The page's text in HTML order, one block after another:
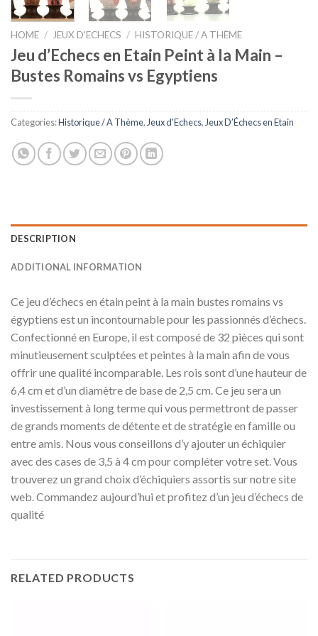
HOME / JEUX D'ECHECS / HISTORIQUE / A THÈME
Jeu d’Echecs en Etain Peint à la Main –
Bustes Romains vs Egyptiens
Categories:Historique / A Thème,Jeux d'Echecs,Jeux D’Échecs en Etain
DESCRIPTION
ADDITIONAL INFORMATION
Ce jeu d’échecs en étain peint à la main bustes romains vs
égyptiens est un incontournable pour les passionnés d’échecs.
Confectionné en Europe, il est composé de 32 pièces qui sont
minutieusement sculptées et peintes à la main afin de vous
offrir une qualité incomparable. Les rois sont d’une hauteur de
6,4 cm et d’un diamètre de base de 2,5 cm. Ce jeu sera un
investissement à long terme qui vous permettront de passer
de grands moments de détente et de stratégie en famille ou
entre amis. Nous vous conseillons d’y ajouter un échiquier
avec des cases de 3,5 à 4 cm pour compléter votre set. Vous
trouverez un grand choix d’échiquiers assortis sur notre site
web. Commandez aujourd’hui et profitez d’un jeu d’échecs de
qualité
RELATED PRODUCTS